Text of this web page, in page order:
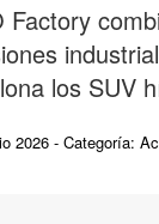
Factory
los SUV
2026 - Categoría: